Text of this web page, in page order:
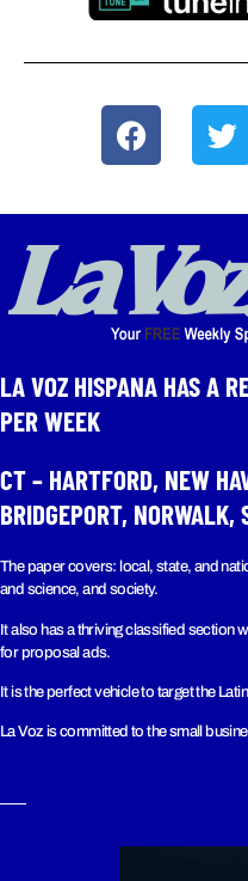
LA VOZ HISPANA HAS A
PER WEEK​
CT – HARTFORD, NEW
BRIDGEPORT, NORWALK,
The paper covers: local, state, and
and science, and society.
It also has a thriving classified section
for proposal ads.
It is the perfect vehicle to target the
La Voz is committed to the small